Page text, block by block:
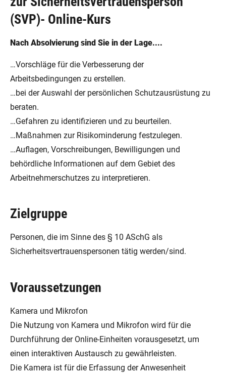
(SVP)- Online-Kurs
Nach Absolvierung sind Sie in der Lage....
…Vorschläge für die Verbesserung der
Arbeitsbedingungen zu erstellen.
…bei der Auswahl der persönlichen Schutzausrüstung zu
beraten.
…Gefahren zu identifizieren und zu beurteilen.
…Maßnahmen zur Risikominderung festzulegen.
…Auflagen, Vorschreibungen, Bewilligungen und
behördliche Informationen auf dem Gebiet des
Arbeitnehmerschutzes zu interpretieren.
Zielgruppe
Personen, die im Sinne des § 10 ASchG als
Sicherheitsvertrauenspersonen tätig werden/sind.
Voraussetzungen
Kamera und Mikrofon
Die Nutzung von Kamera und Mikrofon wird für die
Durchführung der Online-Einheiten vorausgesetzt, um
einen interaktiven Austausch zu gewährleisten.
Die Kamera ist für die Erfassung der Anwesenheit